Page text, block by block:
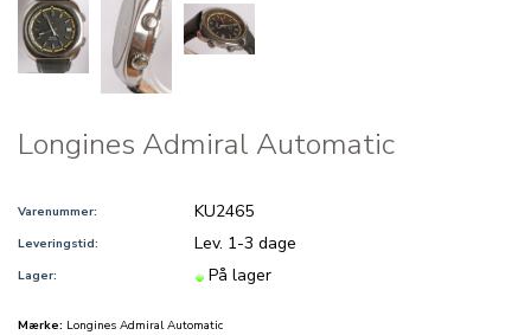
Longines Admiral Automatic
Varenummer: KU2465
Leveringstid: Lev. 1-3 dage
Lager: På lager
Mærke: Longines Admiral Automatic